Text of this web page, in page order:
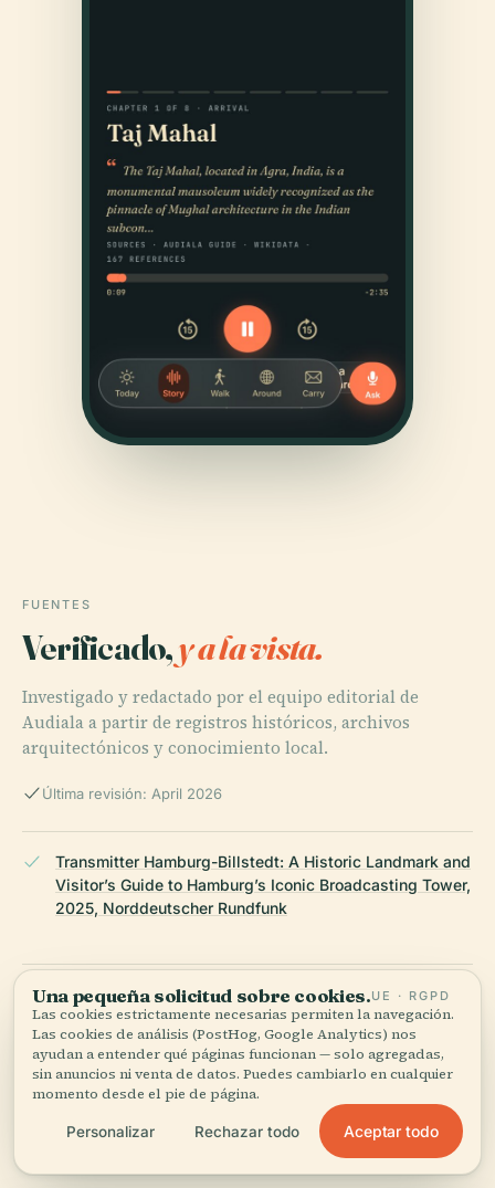
FUENTES
Verificado,y a la vista.
Investigado y redactado por el equipo editorial de
Audiala a partir de registros históricos, archivos
arquitectónicos y conocimiento local.
Última revisión: April 2026
Transmitter Hamburg-Billstedt: A Historic Landmark and
Visitor’s Guide to Hamburg’s Iconic Broadcasting Tower,
2025, Norddeutscher Rundfunk
Visiting the Transmitter Hamburg-Billstedt: History,
Visitor Info & Nearby Attractions, 2025, Everything
Explained Today
Visiting the Transmitter Hamburg-Billstedt: Hours,
Tickets, and Nearby Attractions, 2025, Mapcarta
Una pequeña solicitud sobre cookies.UE · RGPD
Las cookies estrictamente necesarias permiten la navegación.
Las cookies de análisis (PostHog, Google Analytics) nos
ayudan a entender qué páginas funcionan — solo agregadas,
sin anuncios ni venta de datos. Puedes cambiarlo en cualquier
momento desde el pie de página.
Personalizar Rechazar todo Aceptar todo